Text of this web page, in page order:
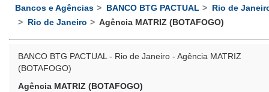
Bancos e Agências BANCO BTG PACTUAL
Rio de
Rio de Janeiro
Agência MATRIZ (BOTAFOGO)
BANCO BTG PACTUAL - Rio de Janeiro - Agência MATRIZ
(BOTAFOGO)
Agência MATRIZ (BOTAFOGO)